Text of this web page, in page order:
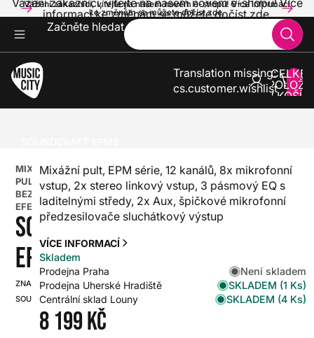
Vážení zákazníci, vítejte na našem novém e-shopu! Více informací
ke změnám se můžete dočíst zde.
Vážení zákazníci, vítejte na našem novém e-shopu! Více
informací ke změnám se můžete dočíst zde.
Začněte hledat
Translation missing:
cs.customer.wishlist
V
0
MIXÁŽNÍ
PULTY
BEZ
EFEKTU
SOUNDCRAFT
EPM8
ZNAČKA:
SOUNDCRAFT
SKU:
HX0000000022087
Mixážní pult, EPM série, 12 kanálů, 8x mikrofonní
vstup, 2x stereo linkový vstup, 3 pásmový EQ s
laditelnými středy, 2x Aux, špičkové mikrofonní
předzesilovače sluchátkový výstup
VÍCE INFORMACÍ
Skladem
Prodejna Praha
Není skladem
Prodejna Uherské Hradiště
SKLADEM (1 Ks)
Centrální sklad Louny
SKLADEM (4 Ks)
8 199 Kč